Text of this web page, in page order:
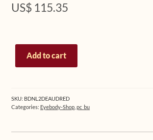
US$ 115.35
Spezial-
Paket
Buch
(deutsch)
Add to cart
SKU: BDNL2DEAUDRED
Categories: Eyebody-Shop ,pc_bu